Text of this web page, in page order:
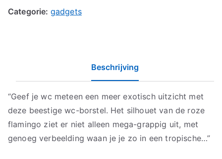
Categorie: gadgets
Beschrijving
“Geef je wc meteen een meer exotisch uitzicht met
deze beestige wc-borstel. Het silhouet van de roze
flamingo ziet er niet alleen mega-grappig uit, met
genoeg verbeelding waan je je zo in een tropische…”